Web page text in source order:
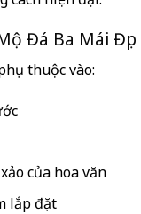
Đá Ba Mái Đẹp
thuộc vào:
của hoa văn
lắp đặt